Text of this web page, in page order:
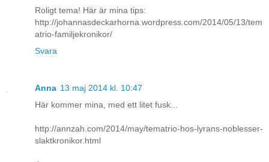
Roligt tema! Här är mina tips:
http://johannasdeckarhorna.wordpress.com/2014/05/13/tem
atrio-familjekronikor/
Svara
Anna 13 maj 2014 kl. 10:47
Här kommer mina, med ett litet fusk...
http://annzah.com/2014/may/tematrio-hos-lyrans-noblesser-
slaktkronikor.html